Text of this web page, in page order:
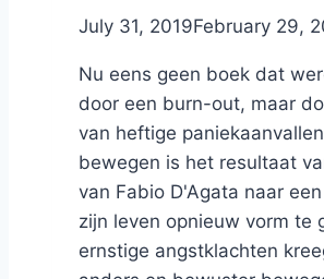
ByNicole
July 31, 2019February 29,
Nu eens geen boek dat
door een burn-out, maar
van heftige
bewegen is het resultaat
van Fabio D'Agata naar
zijn leven opnieuw vorm te
ernstige angstklachten